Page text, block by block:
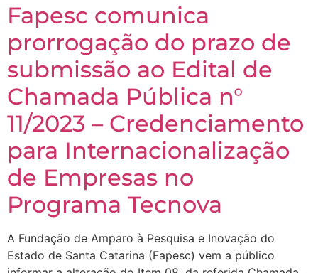
Fapesc comunica
prorrogação do prazo de
submissão ao Edital de
Chamada Pública n°
11/2023 – Credenciamento
para Internacionalização
de Empresas no
Programa Tecnova
A Fundação de Amparo à Pesquisa e Inovação do
Estado de Santa Catarina (Fapesc) vem a público